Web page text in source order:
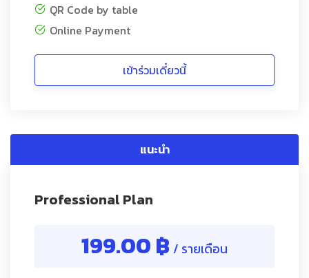
QR Code by table
Online Payment
เข้าร่วมเดี๋ยวนี้
แนะนำ
Professional Plan
199.00 ฿ / รายเดือน